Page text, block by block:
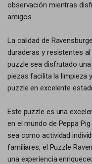
observación mientras
amigos.
La calidad de
duraderas y resistentes
puzzle sea disfrutado
piezas facilita la limpieza
puzzle en excelente
Este puzzle es una
en el mundo de Peppa
sea como actividad
familiares, el Puzzle
una experiencia